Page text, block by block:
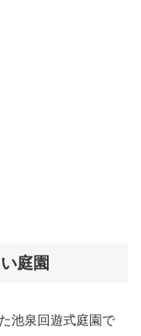
庭園
池泉回遊式庭園で